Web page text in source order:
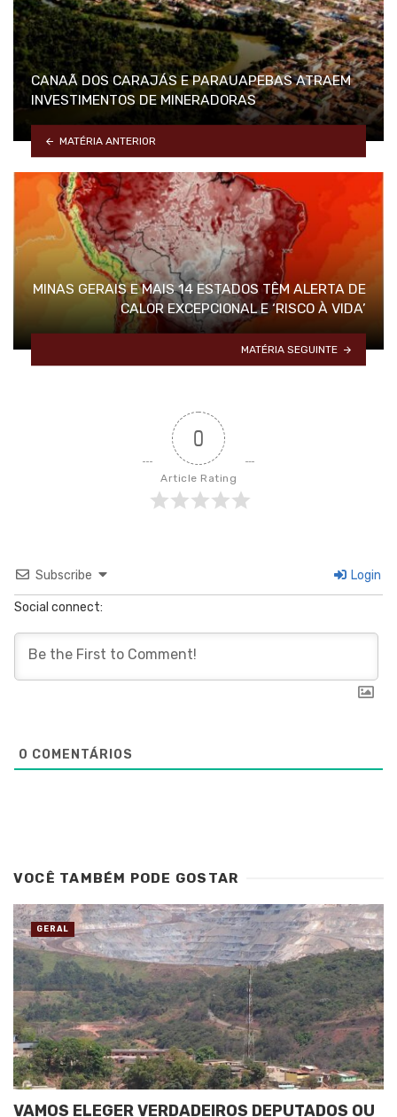
CANAÃ DOS CARAJÁS E PARAUAPEBAS ATRAEM
INVESTIMENTOS DE MINERADORAS
MATÉRIA ANTERIOR
MINAS GERAIS E MAIS 14 ESTADOS TÊM ALERTA DE
CALOR EXCEPCIONAL E ‘RISCO À VIDA’
MATÉRIA SEGUINTE
0
Article Rating
Subscribe Login
Social connect:
0 COMENTÁRIOS
VOCÊ TAMBÉM PODE GOSTAR
VAMOS ELEGER VERDADEIROS DEPUTADOS OU
GERAL